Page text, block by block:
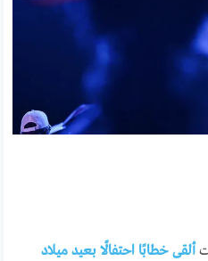
ألقى خطابًا احتفالًا بعيد ميلاد